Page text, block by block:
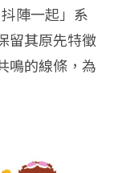
陣一起」系
留其原先特徵
鳴的線條， 為